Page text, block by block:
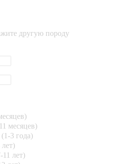
другую породу
месяцев)
3 года)
лет)